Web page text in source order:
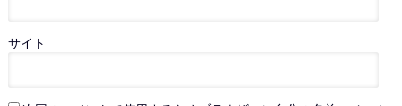
サイト